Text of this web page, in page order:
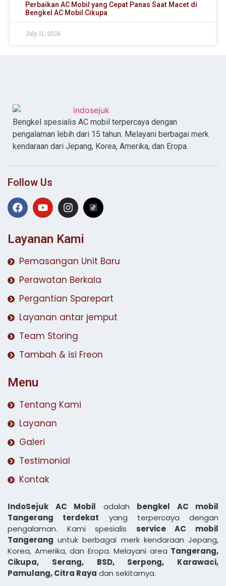
Perbaikan AC Mobil yang Cepat Panas Saat Macet di
Bengkel AC Mobil Cikupa
July 11, 2026
Bengkel spesialis AC mobil terpercaya dengan
pengalaman lebih dari 15 tahun. Melayani berbagai merk
kendaraan dari Jepang, Korea, Amerika, dan Eropa.
Follow Us
Layanan Kami
Pemasangan Unit Baru
Perawatan Berkala
Pergantian Sparepart
Layanan antar jemput
Team Storing
Tambah & isi Freon
Menu
Tentang Kami
Layanan
Galeri
Testimonial
Kontak
IndoSejuk AC Mobil adalah bengkel AC mobil
Tangerang terdekat yang terpercaya dengan
pengalaman. Kami spesialis service AC mobil
Tangerang untuk berbagai merk kendaraan Jepang,
Korea, Amerika, dan Eropa. Melayani area Tangerang,
Cikupa, Serang, BSD, Serpong, Karawaci,
Pamulang, Citra Raya dan sekitarnya.